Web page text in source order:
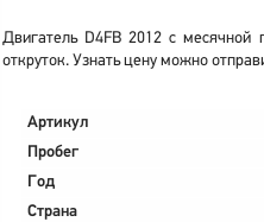
Двигатель D4FB 2012 с месячной
откруток. Узнать цену можно
Артикул
Пробег
Год
Страна